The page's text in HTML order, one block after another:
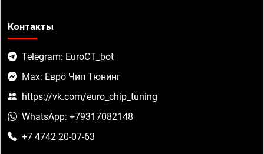
Контакты
Telegram: EuroCT_bot
Max: Евро Чип Тюнинг
https://vk.com/euro_chip_tuning
WhatsApp: +79317082148
+7 4742 20-07-63